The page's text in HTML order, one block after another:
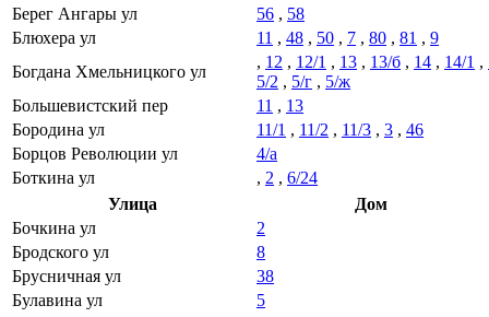
Берег Ангары ул
56 , 58
Блюхера ул
11 , 48 , 50 , 7 , 80 , 81 , 9
Богдана Хмельницкого ул
, 12 , 12/1 , 13 , 13/б , 14 , 14/1 ,
5/2 , 5/г , 5/ж
Большевистский пер
11 , 13
Бородина ул
11/1 , 11/2 , 11/3 , 3 , 46
Борцов Революции ул
4/а
Боткина ул
, 2 , 6/24
Улица
Дом
Бочкина ул
2
Бродского ул
8
Брусничная ул
38
Булавина ул
5